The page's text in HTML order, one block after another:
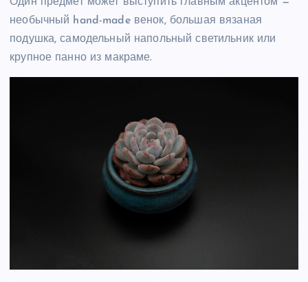
необычный hand-made венок, большая вязаная
подушка, самодельный напольный светильник или
крупное панно из макраме.